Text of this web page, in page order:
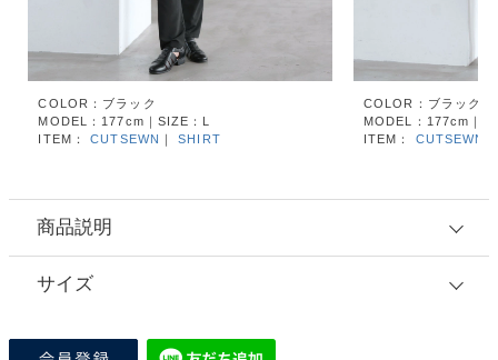
COLOR：ブラック
MODEL：177cm｜SIZE：L
ITEM：CUTSEWN ｜SHIRT
COLOR：ブラック
MODEL：177cm｜
ITEM： CUTSEWN
商品説明
サイズ